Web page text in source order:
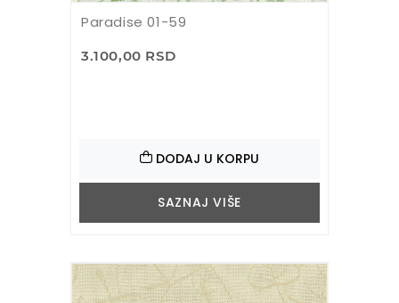
Paradise 01-59
3.100,00 RSD
DODAJ U KORPU
SAZNAJ VIŠE